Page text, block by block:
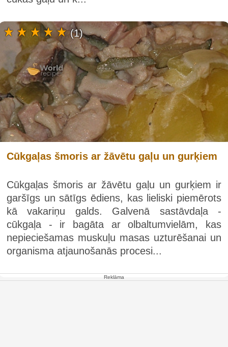
Cūkgaļas šmoris ar žāvētu gaļu un gurķiem
Cūkgaļas šmoris ar žāvētu gaļu un gurķiem ir
garšīgs un sātīgs ēdiens, kas lieliski piemērots
kā vakariņu galds. Galvenā sastāvdaļa -
cūkgaļa - ir bagāta ar olbaltumvielām, kas
nepieciešamas muskuļu masas uzturēšanai un
organisma atjaunošanās procesi...
(1)
Reklāma